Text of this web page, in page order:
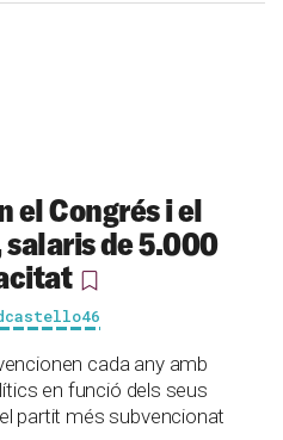
el Congrés i el
salaris de 5.000
cada any amb
en funció dels seus
partit més subvencionat